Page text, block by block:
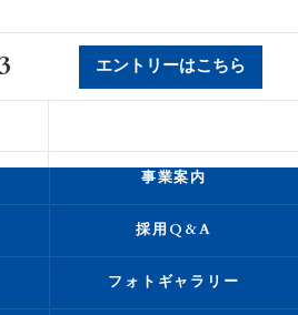
エントリーはこちら
事業案内
採用Q&A
フォトギャラリー